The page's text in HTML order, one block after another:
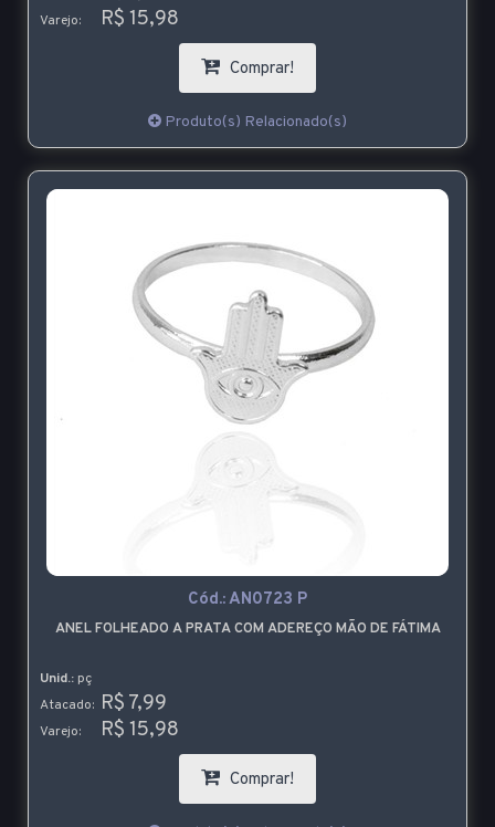
Varejo: R$ 15,98
Comprar!
Produto(s) Relacionado(s)
Cód.:AN0723 P
ANEL FOLHEADO A PRATA COM ADEREÇO MÃO DE FÁTIMA
Unid.: pç
Atacado: R$ 7,99
Varejo: R$ 15,98
Comprar!